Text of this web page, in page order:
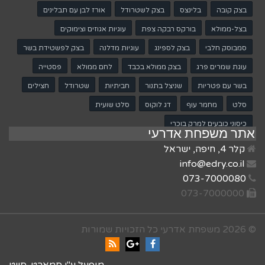
בצק קובה בלינצס בצק לשטרודל אורז לבן עם תבלינים
בצל-ממולא בורקס רבקה צפת עוגיות אגוזים וצימוקים
סמבוסק חלבי בצק לספינג עוגיות מדלנה בצק לפשטידת בשר
עוגת שמרים פרג בצק ממולא בכבד לחם ממולא פסטייה
בשר עם פטריות שניצל בתנור חביתיות שטרודל חצילים
סלט מחמר עוף דג לוקוס סלט שועית
כיסוני כובעים למרק בוכרי
אתר משפחת אדרעי
קלר 4, חיפה, ישראל
info@edry.co.il
073-7000080
© 2026 משפחת אדרעי כל הזכויות שמורות
האתר כולו לגוונים של
שחור ולבן, השני מעביר
את האתר כולו למצב של
ניגודיות גבוהה.
× סגירת חלונית ההצהרה